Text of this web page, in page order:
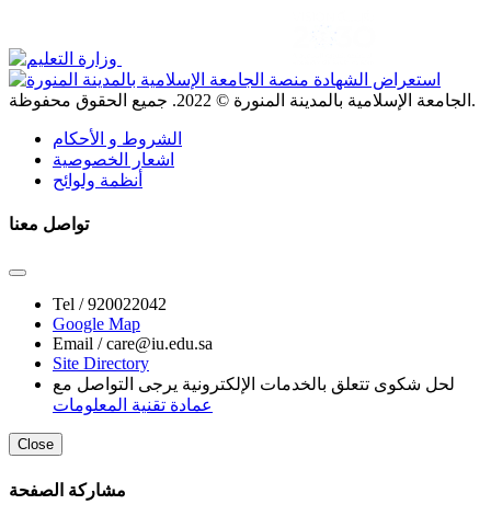
الجامعة الإسلامية بالمدينة المنورة © 2022 . جميع الحقوق محفوظة.
الشروط و الأحكام
اشعار الخصوصية
أنظمة ولوائح
تواصل معنا
Tel /920022042
Google Map
Email /care@iu.edu.sa
Site Directory
لحل شكوى تتعلق بالخدمات الإلكترونية يرجى التواصل مع
عمادة تقنية المعلومات
Close
مشاركة الصفحة